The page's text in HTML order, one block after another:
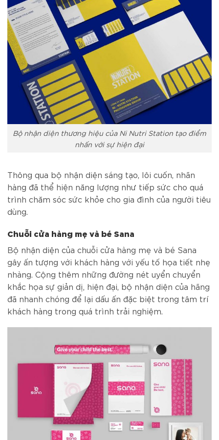
Bộ nhận diện thương hiệu của Ni Nutri Station tạo điểm
nhấn với sự hiện đại
Thông qua bộ nhận diện sáng tạo, lôi cuốn, nhãn
hàng đã thể hiện năng lượng như tiếp sức cho quá
trình chăm sóc sức khỏe cho gia đình của người tiêu
dùng.
Chuỗi cửa hàng mẹ và bé Sana
Bộ nhận diện của chuỗi cửa hàng mẹ và bé Sana
gây ấn tượng với khách hàng với yếu tố họa tiết nhẹ
nhàng. Cộng thêm những đường nét uyển chuyển
khắc họa sự giản dị, hiện đại, bộ nhận diện của hãng
đã nhanh chóng để lại dấu ấn đặc biệt trong tâm trí
khách hàng trong quá trình trải nghiệm.